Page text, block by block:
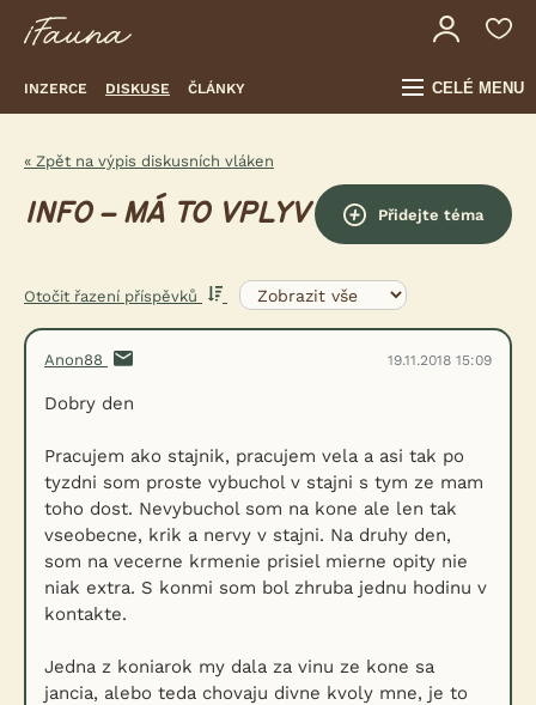
INZERCE DISKUSE ČLÁNKY CELÉ MENU
« Zpět na výpis diskusních vláken
INFO – MÁ TO VPLYV Přidejte téma
Otočit řazení příspěvků
Anon88 19.11.2018 15:09
Dobry den
Pracujem ako stajnik, pracujem vela a asi tak po
tyzdni som proste vybuchol v stajni s tym ze mam
toho dost. Nevybuchol som na kone ale len tak
vseobecne, krik a nervy v stajni. Na druhy den,
som na vecerne krmenie prisiel mierne opity nie
niak extra. S konmi som bol zhruba jednu hodinu v
kontakte.
Jedna z koniarok my dala za vinu ze kone sa
jancia, alebo teda chovaju divne kvoly mne, je to